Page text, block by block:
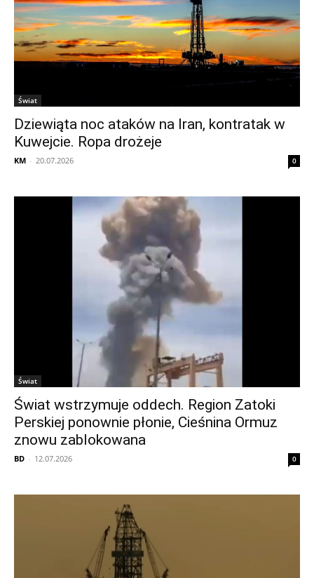
Świat
Dziewiąta noc ataków na Iran, kontratak w
Kuwejcie. Ropa drożeje
KM - 20.07.2026 0
Świat
Świat wstrzymuje oddech. Region Zatoki
Perskiej ponownie płonie, Cieśnina Ormuz
znowu zablokowana
BD - 12.07.2026 0